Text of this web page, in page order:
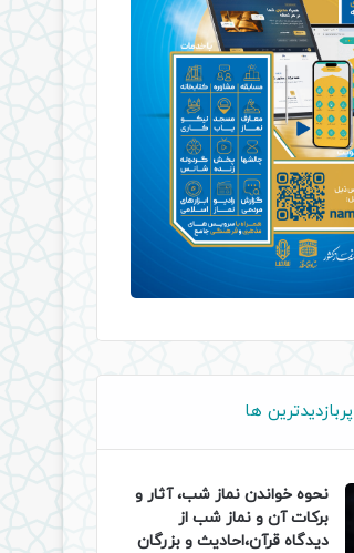
پربازدیدترین ها
نحوه خواندن نماز شب، آثار و
برکات آن و نماز شب از
دیدگاه قرآن،احادیث و بزرگان